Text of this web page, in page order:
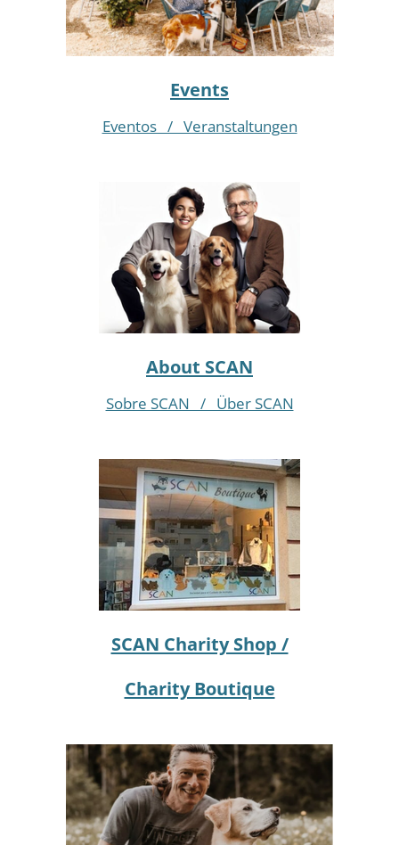
Events
Eventos / Veranstaltungen
About SCAN
Sobre SCAN / Über SCAN
SCAN Charity Shop /
Charity Boutique